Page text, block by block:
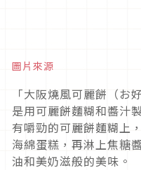
圖片來源
「大阪燒風可麗餅（お
是用可麗餅麵糊和醬汁
有嚼勁的可麗餅麵糊上
海綿蛋糕，再淋上焦糖
油和美奶滋般的美味。